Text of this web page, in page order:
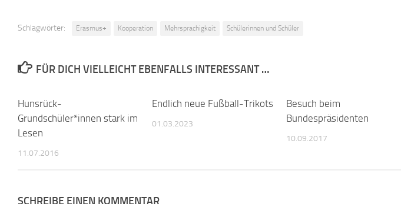
Schlagwörter: Erasmus+ Kooperation Mehrsprachigkeit Schülerinnen und Schüler
FÜR DICH VIELLEICHT EBENFALLS INTERESSANT …
Hunsrück-
Grundschüler*innen stark im
Lesen
11.07.2016
Endlich neue Fußball-Trikots
01.03.2023
Besuch beim
Bundespräsidenten
10.09.2017
SCHREIBE EINEN KOMMENTAR